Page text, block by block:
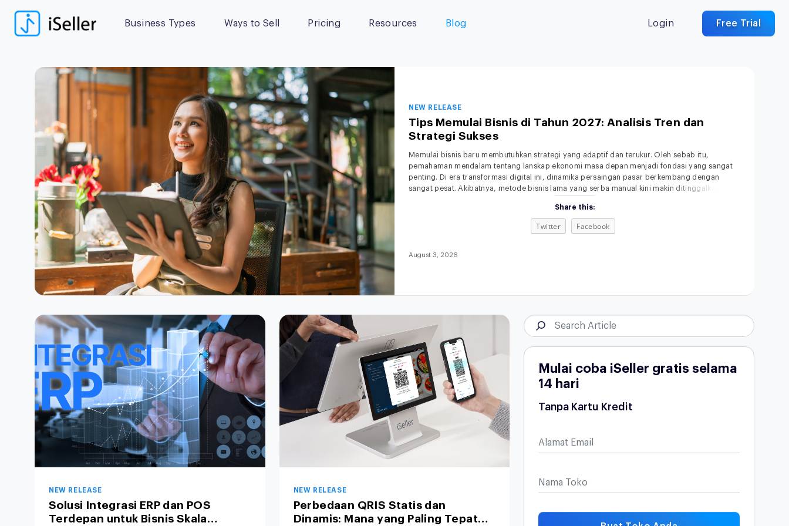
Business Types Ways to Sell Pricing Resources Blog Login Free Trial
NEW RELEASE
Tips Memulai Bisnis di Tahun 2027: Analisis Tren dan
Strategi Sukses
Memulai bisnis baru membutuhkan strategi yang adaptif dan terukur. Oleh sebab itu,
pemahaman mendalam tentang lanskap ekonomi masa depan menjadi fondasi yang sangat
penting. Di era transformasi digital ini, dinamika persaingan pasar berkembang dengan
sangat pesat. Akibatnya, metode bisnis lama yang serba manual kini makin ditinggalkan.
Share this:
Twitter Facebook
August 3, 2026
NEW RELEASE
Solusi Integrasi ERP dan POS
Terdepan untuk Bisnis Skala
NEW RELEASE
Perbedaan QRIS Statis dan
Dinamis: Mana yang Paling Tepat
Mulai coba iSeller gratis selama
14 hari
Tanpa Kartu Kredit
Alamat Email
Nama Toko